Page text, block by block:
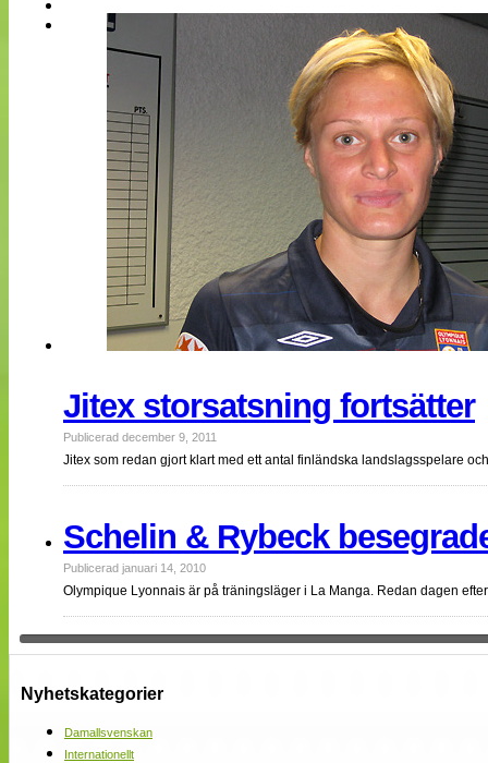
Arkiv
Bloggar
Webb-TV
Medlemsbilder
Till klubbkassan
NÄTverket
Split vision
Om oss
Annonsera
Statistik
Tipsa Damfotboll
Kontakt
Jitex storsatsning fortsätter
Publicerad december 9, 2011
Jitex som redan gjort klart med ett antal finländska landslagsspelare
Schelin & Rybeck
Publicerad januari 14, 2010
Olympique Lyonnais är på träningsläger i La Manga. Redan dagen
Nyhetskategorier
Damallsvenskan
Internationellt